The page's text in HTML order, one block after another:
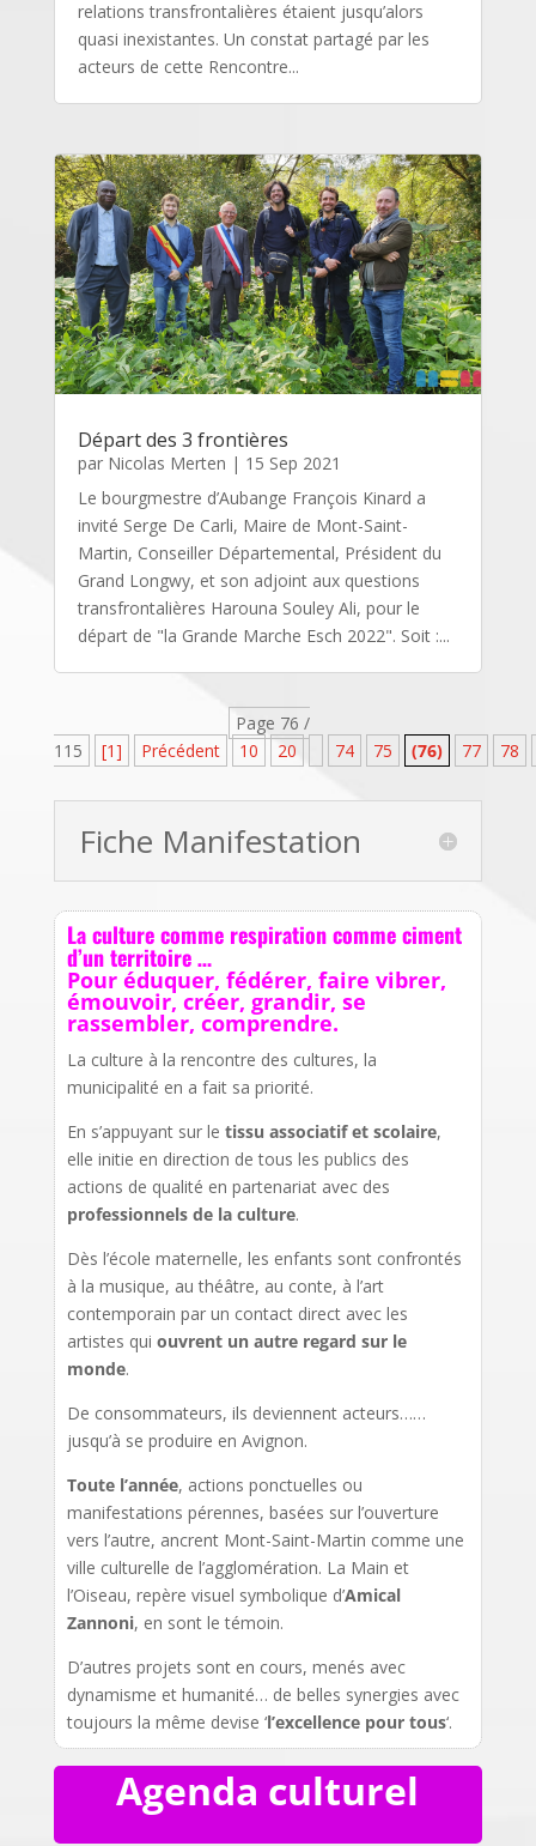
relations transfrontalières étaient jusqu’alors
quasi inexistantes. Un constat partagé par les
acteurs de cette Rencontre...
Départ des 3 frontières
par Nicolas Merten | 15 Sep 2021
Le bourgmestre d’Aubange François Kinard a
invité Serge De Carli, Maire de Mont-Saint-
Martin, Conseiller Départemental, Président du
Grand Longwy, et son adjoint aux questions
transfrontalières Harouna Souley Ali, pour le
départ de "la Grande Marche Esch 2022". Soit :...
Page 76 /
115
[1] Précédent 10 20 74 75 (76) 77 78
Fiche Manifestation
La culture comme respiration comme ciment
d’un territoire …
Pour éduquer, fédérer, faire vibrer,
émouvoir, créer, grandir, se
rassembler, comprendre.
La culture à la rencontre des cultures, la
municipalité en a fait sa priorité.
En s’appuyant sur le tissu associatif et scolaire,
elle initie en direction de tous les publics des
actions de qualité en partenariat avec des
professionnels de la culture.
Dès l’école maternelle, les enfants sont confrontés
à la musique, au théâtre, au conte, à l’art
contemporain par un contact direct avec les
artistes qui ouvrent un autre regard sur le
monde.
De consommateurs, ils deviennent acteurs……
jusqu’à se produire en Avignon.
Toute l’année, actions ponctuelles ou
manifestations pérennes, basées sur l’ouverture
vers l’autre, ancrent Mont-Saint-Martin comme une
ville culturelle de l’agglomération. La Main et
l’Oiseau, repère visuel symbolique d’Amical
Zannoni, en sont le témoin.
D’autres projets sont en cours, menés avec
dynamisme et humanité… de belles synergies avec
toujours la même devise ‘l’excellence pour tous‘.
Agenda culturel